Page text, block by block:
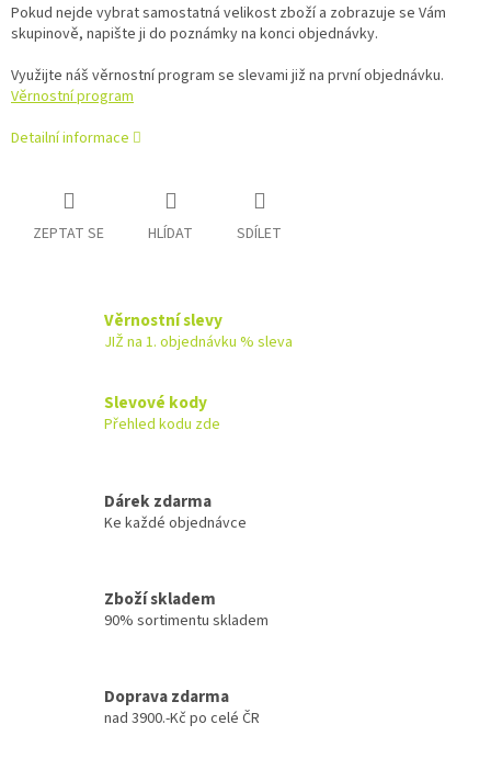
Pokud nejde vybrat samostatná velikost zboží a zobrazuje se Vám
skupinově, napište ji do poznámky na konci objednávky.
Využijte náš věrnostní program se slevami již na první objednávku.
Věrnostní program
Detailní informace
ZEPTAT SE HLÍDAT SDÍLET
Věrnostní slevy
JIŽ na 1. objednávku % sleva
Slevové kody
Přehled kodu zde
Dárek zdarma
Ke každé objednávce
Zboží skladem
90% sortimentu skladem
Doprava zdarma
nad 3900.-Kč po celé ČR